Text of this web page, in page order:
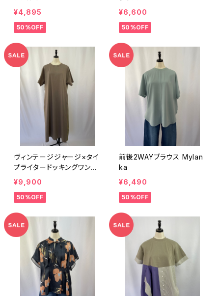
¥4,895
50%OFF
¥6,600
50%OFF
ヴィンテージジャージ×タイ
プライタードッキングワンピ
ース Munich
¥9,900
50%OFF
前後2WAYブラウス Mylan
ka
¥6,490
50%OFF